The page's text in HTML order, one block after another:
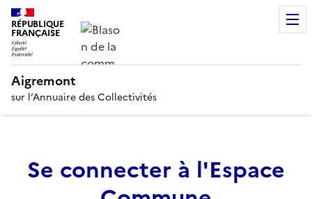
RÉPUBLIQUE
FRANÇAISE
Aigremont
sur l’Annuaire des Collectivités
Se connecter à l'Espace